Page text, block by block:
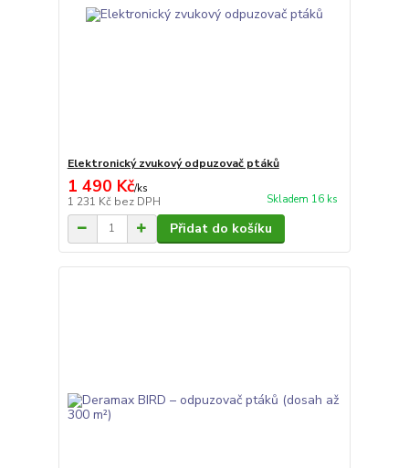
Elektronický zvukový odpuzovač ptáků
1 490 Kč/ks
1 231 Kč bez DPH Skladem 16 ks
Přidat do košíku